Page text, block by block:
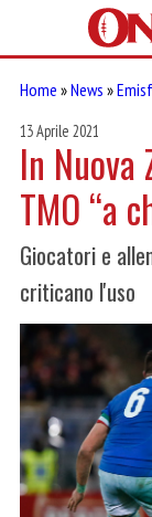
Home »News »
13 Aprile 2021
In Nuova
TMO “a
Giocatori e
criticano l'uso